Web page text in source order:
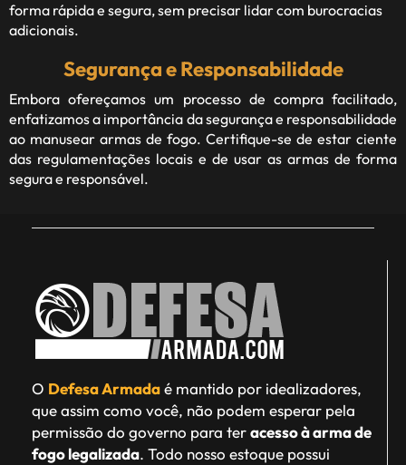
forma rápida e segura, sem precisar lidar com burocracias
adicionais.
Segurança e Responsabilidade
Embora ofereçamos um processo de compra facilitado,
enfatizamos a importância da segurança e responsabilidade
ao manusear armas de fogo. Certifique-se de estar ciente
das regulamentações locais e de usar as armas de forma
segura e responsável.
O Defesa Armadaé mantido por idealizadores,
que assim como você, não podem esperar pela
permissão do governo para teracesso à arma de
fogo legalizada. Todo nosso estoque possui